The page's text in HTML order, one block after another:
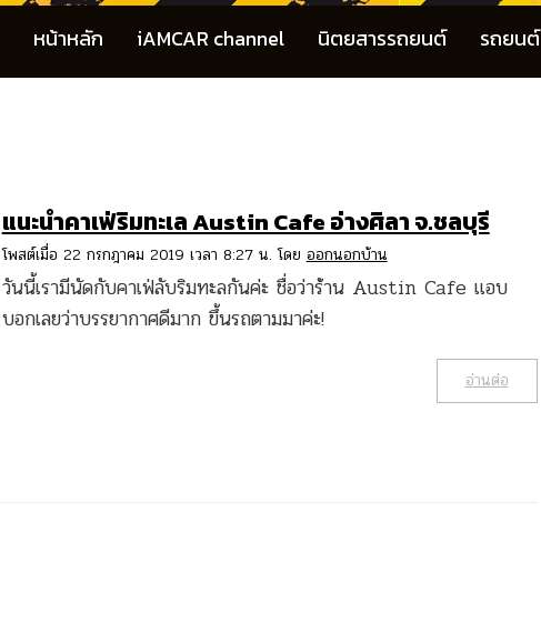
หน้าหลัก iAMCAR channel นิตยสารรถยนต์ รถยนต์
แนะนำคาเฟ่ริมทะเล Austin Cafe อ่างศิลา จ.ชลบุรี
โพสต์เมื่อ 22 กรกฎาคม 2019 เวลา 8:27 น. โดย ออกนอกบ้าน
วันนี้เรามีนัดกับคาเฟ่ลับริมทะลกันค่ะ ชื่อว่าร้าน Austin Cafe แอบ
บอกเลยว่าบรรยากาศดีมาก ขึ้นรถตามมาค่ะ!
อ่านต่อ